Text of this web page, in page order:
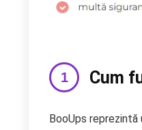
Cum
BooUps